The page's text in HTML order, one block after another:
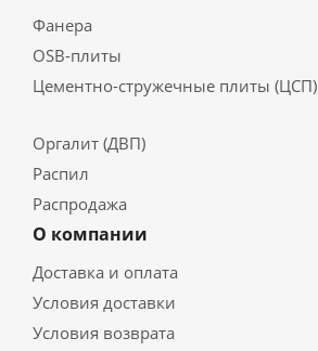
Фанера
OSB-плиты
Цементно-стружечные плиты (ЦСП)
Оргалит (ДВП)
Распил
Распродажа
О компании
Доставка и оплата
Условия доставки
Условия возврата